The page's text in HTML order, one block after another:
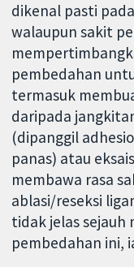
dikenal pasti
walaupun sakit
pembedahan
termasuk
daripada
(dipanggil
panas) atau
membawa rasa
ablasi/reseksi
tidak jelas sejauh
pembedahan ini,